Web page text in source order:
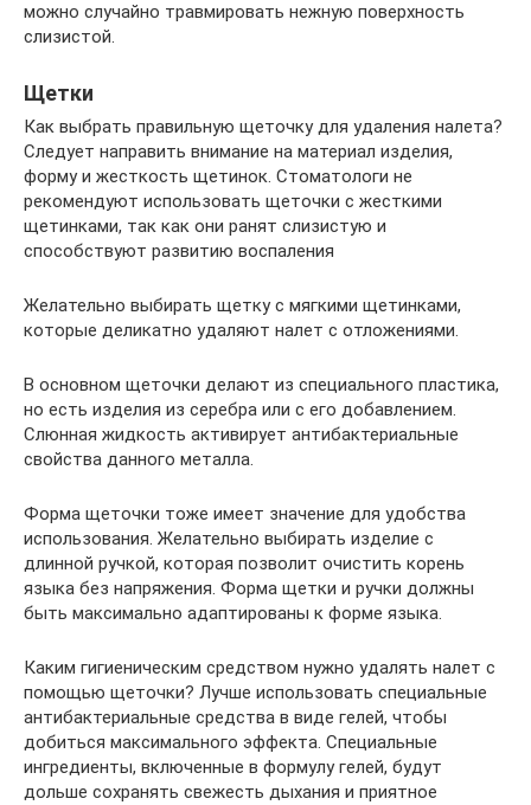
можно случайно травмировать нежную поверхность
слизистой.
Щетки
Как выбрать правильную щеточку для удаления налета?
Следует направить внимание на материал изделия,
форму и жесткость щетинок. Стоматологи не
рекомендуют использовать щеточки с жесткими
щетинками, так как они ранят слизистую и
способствуют развитию воспаления
Желательно выбирать щетку с мягкими щетинками,
которые деликатно удаляют налет с отложениями.
В основном щеточки делают из специального пластика,
но есть изделия из серебра или с его добавлением.
Слюнная жидкость активирует антибактериальные
свойства данного металла.
Форма щеточки тоже имеет значение для удобства
использования. Желательно выбирать изделие с
длинной ручкой, которая позволит очистить корень
языка без напряжения. Форма щетки и ручки должны
быть максимально адаптированы к форме языка.
Каким гигиеническим средством нужно удалять налет с
помощью щеточки? Лучше использовать специальные
антибактериальные средства в виде гелей, чтобы
добиться максимального эффекта. Специальные
ингредиенты, включенные в формулу гелей, будут
дольше сохранять свежесть дыхания и приятное